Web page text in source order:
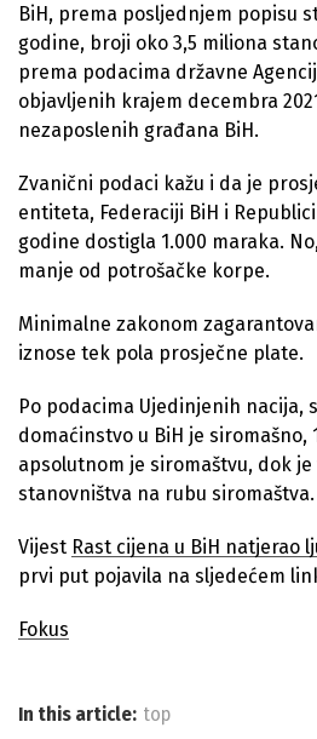
BiH, prema posljednjem popisu
godine, broji oko 3,5 miliona
prema podacima državne
objavljenih krajem decembra
nezaposlenih građana BiH.
Zvanični podaci kažu i da je
entiteta, Federaciji BiH i
godine dostigla 1.000 maraka.
manje od potrošačke korpe.
Minimalne zakonom
iznose tek pola prosječne plate.
Po podacima Ujedinjenih nacija,
domaćinstvo u BiH je siromašno,
apsolutnom je siromaštvu, dok
stanovništva na rubu siromaštva.
Vijest Rast cijena u BiH natjerao
prvi put pojavila na sljedećem
Fokus
In this article: top